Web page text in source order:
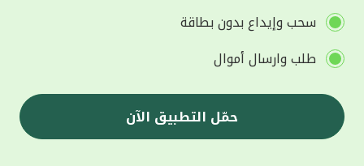
سحب وإيداع بدون بطاقة
طلب وارسال أموال
حمّل التطبيق الآن